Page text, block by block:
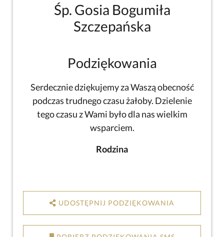
Śp. Gosia Bogumiła
Szczepańska
Podziękowania
Serdecznie dziękujemy za Waszą obecność
podczas trudnego czasu żałoby. Dzielenie
tego czasu z Wami było dla nas wielkim
wsparciem.
Rodzina
UDOSTĘPNIJ PODZIĘKOWANIA